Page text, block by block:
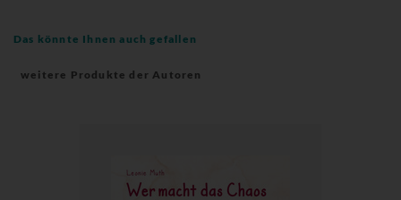
Das könnte Ihnen auch gefallen
weitere Produkte der Autoren